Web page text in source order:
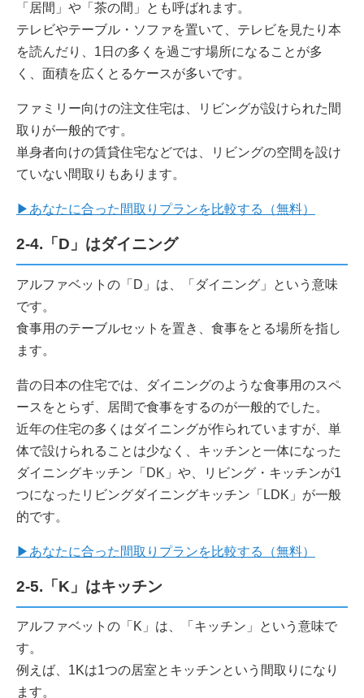
「居間」や「茶の間」とも呼ばれます。
テレビやテーブル・ソファを置いて、テレビを見たり本
を読んだり、1日の多くを過ごす場所になることが多
く、面積を広くとるケースが多いです。
ファミリー向けの注文住宅は、リビングが設けられた間
取りが一般的です。
単身者向けの賃貸住宅などでは、リビングの空間を設け
ていない間取りもあります。
▶あなたに合った間取りプランを比較する（無料）
2-4.「D」はダイニング
アルファベットの「D」は、「ダイニング」という意味
です。
食事用のテーブルセットを置き、食事をとる場所を指し
ます。
昔の日本の住宅では、ダイニングのような食事用のスペ
ースをとらず、居間で食事をするのが一般的でした。
近年の住宅の多くはダイニングが作られていますが、単
体で設けられることは少なく、キッチンと一体になった
ダイニングキッチン「DK」や、リビング・キッチンが1
つになったリビングダイニングキッチン「LDK」が一般
的です。
▶あなたに合った間取りプランを比較する（無料）
2-5.「K」はキッチン
アルファベットの「K」は、「キッチン」という意味で
す。
例えば、1Kは1つの居室とキッチンという間取りになり
ます。